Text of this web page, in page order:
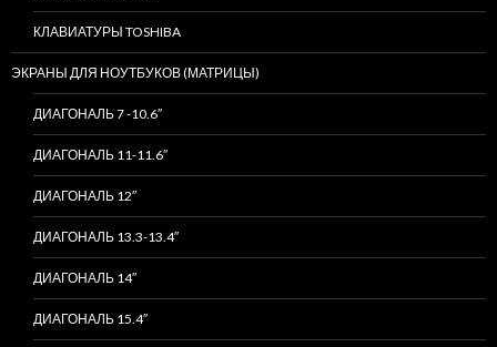
КЛАВИАТУРЫ TOSHIBA
ЭКРАНЫ ДЛЯ НОУТБУКОВ (МАТРИЦЫ)
ДИАГОНАЛЬ 7 -10.6″
ДИАГОНАЛЬ 11-11.6″
ДИАГОНАЛЬ 12″
ДИАГОНАЛЬ 13.3-13.4″
ДИАГОНАЛЬ 14″
ДИАГОНАЛЬ 15.4″